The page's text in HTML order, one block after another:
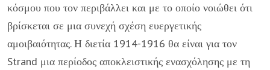
κόσμου που τον περιβάλλει και με το οποίο νοιώθει ότι
βρίσκεται σε μια συνεχή σχέση ευεργετικής
αμοιβαιότητας. Η διε­τία 1914-1916 θα είναι για τον
Strand μια περίοδος αποκλειστικής ενασχόλη­σης με τη